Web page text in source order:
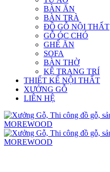
BÀN ĂN
BÀN TRÀ
ĐỒ GỖ NỘI THẤT
GỖ ÓC CHÓ
GHẾ ĂN
SOFA
BÀN THỜ
KỆ TRANG TRÍ
THIẾT KẾ NỘI THẤT
XƯỞNG GỖ
LIÊN HỆ